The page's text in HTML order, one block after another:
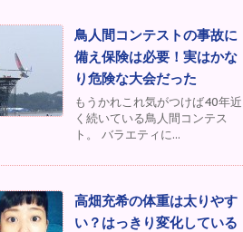
鳥人間コンテストの事故に
備え保険は必要！実はかな
り危険な大会だった
もうかれこれ気がつけば40年近
く続いている鳥人間コンテス
ト。 バラエティに...
高畑充希の体重は太りやす
い？はっきり変化している